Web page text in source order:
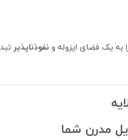
به یک فضای ایزوله و نفوذناپذیر
مدرن شما